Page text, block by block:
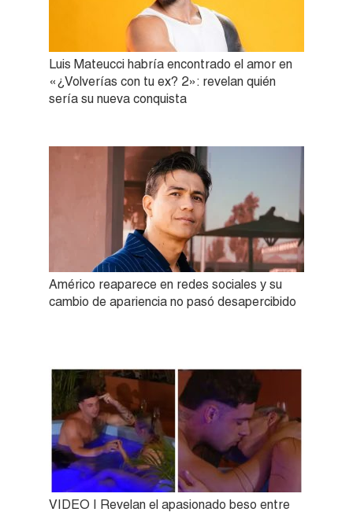
Luis Mateucci habría encontrado el amor en
«¿Volverías con tu ex? 2»: revelan quién
sería su nueva conquista
Américo reaparece en redes sociales y su
cambio de apariencia no pasó desapercibido
VIDEO | Revelan el apasionado beso entre